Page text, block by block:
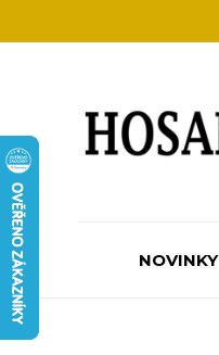
NOVINKY